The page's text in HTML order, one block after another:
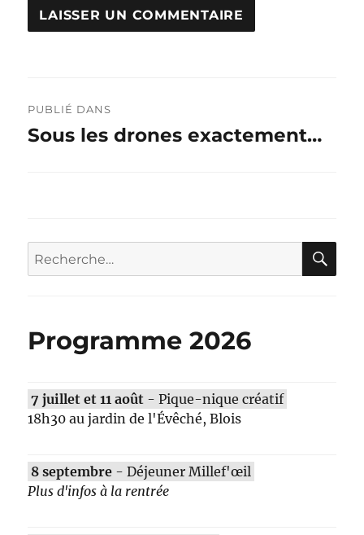
de
PUBLIÉ DANS
Sous les drones exactement…
Recherche
pour :
Programme 2026
7 juillet et 11 août - Pique-nique créatif
18h30 au jardin de l'Évêché, Blois
8 septembre - Déjeuner Millef'œil
Plus d'infos à la rentrée